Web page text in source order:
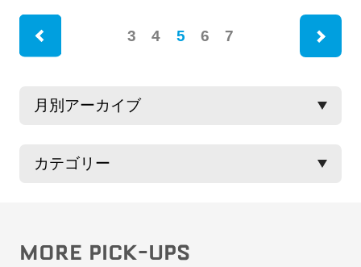
3 4 5 6 7
MORE PICK-UPS